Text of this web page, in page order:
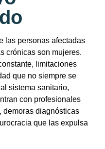
las personas afectadas
crónicas son mujeres.
limitaciones
que no siempre se
sistema sanitario,
con profesionales
demoras diagnósticas
que las expulsa